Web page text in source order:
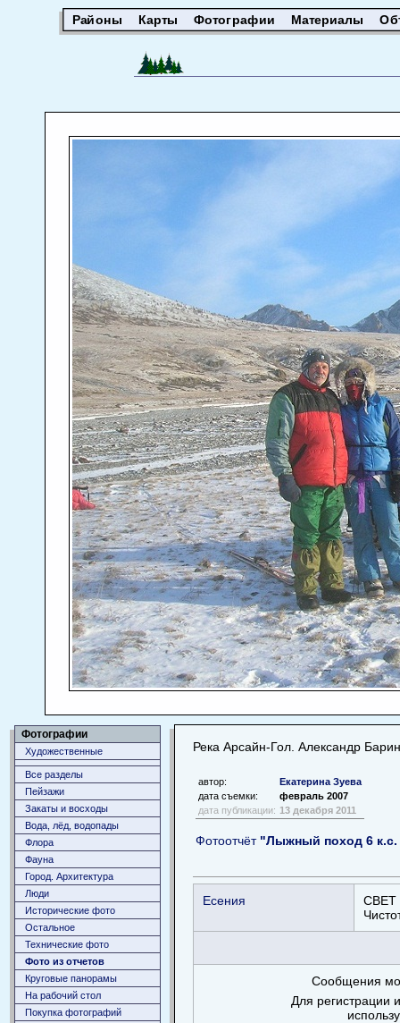
Районы Карты Фотографии Материалы
Фотографии
Художественные
Все разделы
Пейзажи
Закаты и восходы
Вода, лёд, водопады
Флора
Фауна
Город. Архитектура
Люди
Исторические фото
Остальное
Технические фото
Фото из отчетов
Круговые панорамы
На рабочий стол
Покупка фотографий
Река Арсайн-Гол. Александр
автор:
Екатерина Зуева
дата съемки:
февраль 2007
дата публикации: 13 декабря 2011
Фотоотчёт "Лыжный поход 6
Есения
СВЕТ
Сообщения
Для регистрации